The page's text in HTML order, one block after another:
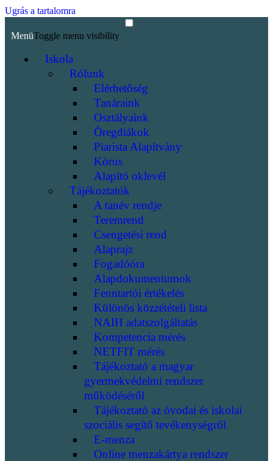
Ugrás a tartalomra
MenüToggle menu visibility
Iskola
Rólunk
Elérhetőség
Tanáraink
Osztályaink
Öregdiákok
Piarista Alapítvány
Kórus
Alapító oklevél
Tájékoztatók
A tanév rendje
Teremrend
Csengetési rend
Alaprajz
Fogadóóra
Alapdokumentumok
Fenntartói értékelés
Különös közzétételi lista
NAIH adatszolgáltatás
Kompetencia mérés
NETFIT mérés
Tájékoztató a magyar
gyermekvédelmi rendszer
működéséről
Tájékoztató az óvodai és iskolai
szociális segítő tevékenységről
E-menza
Online menzakártya rendszer